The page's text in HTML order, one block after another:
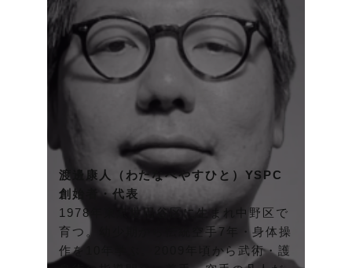
渡邊康人（わたなべやすひと）YSPC
創始者・代表
1978年東京世田谷区に生まれ中野区で
育つ。幼少期から伝統空手7年・身体操
作を10年学ぶ。2009年頃から武術・護